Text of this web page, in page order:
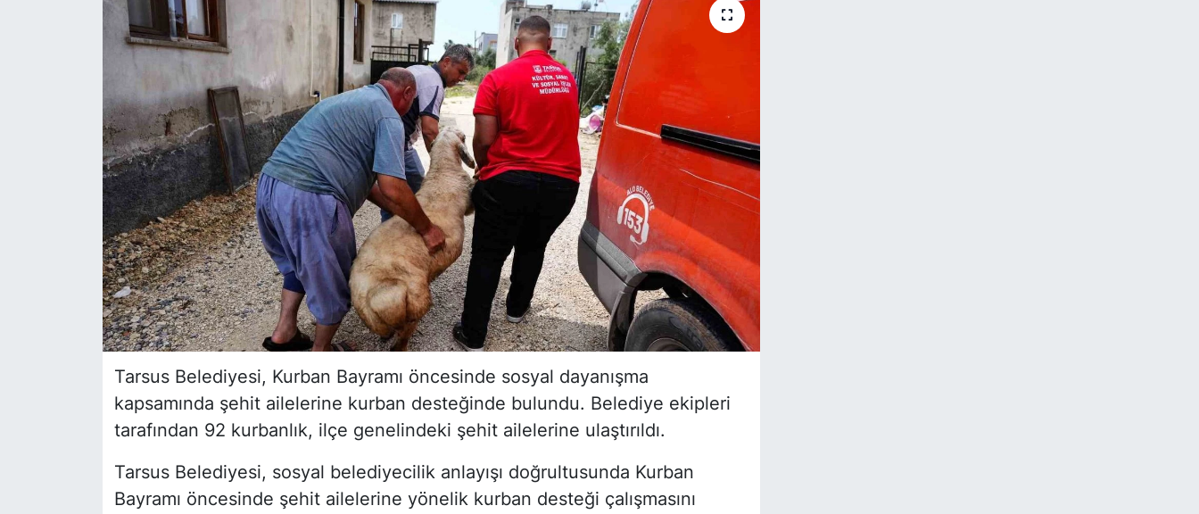
Tarsus Belediyesi, Kurban Bayramı öncesinde sosyal dayanışma
kapsamında şehit ailelerine kurban desteğinde bulundu. Belediye ekipleri
tarafından 92 kurbanlık, ilçe genelindeki şehit ailelerine ulaştırıldı.
Tarsus Belediyesi, sosyal belediyecilik anlayışı doğrultusunda Kurban
Bayramı öncesinde şehit ailelerine yönelik kurban desteği çalışmasını
Haberde insan
Tanıtım